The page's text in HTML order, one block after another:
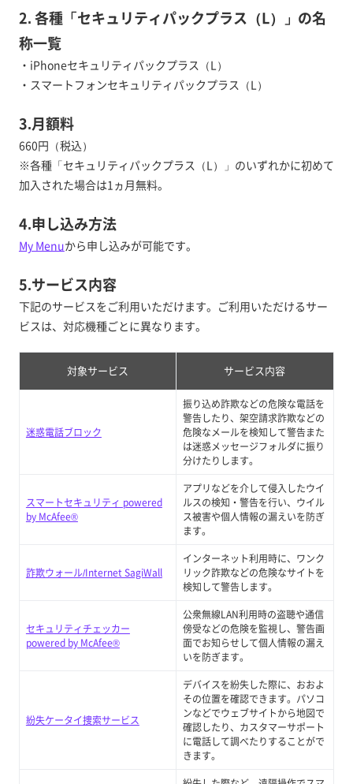
2. 各種「セキュリティパックプラス（L）」の名
称一覧
・iPhoneセキュリティパックプラス（L）
・スマートフォンセキュリティパックプラス（L）
3.月額料
660円（税込）
※各種「セキュリティパックプラス（L）」のいずれかに初めて
加入された場合は1ヵ月無料。
4.申し込み方法
My Menuから申し込みが可能です。
5.サービス内容
下記のサービスをご利用いただけます。ご利用いただけるサー
ビスは、対応機種ごとに異なります。
対象サービス サービス内容
迷惑電話ブロック
振り込め詐欺などの危険な電話を
警告したり、架空請求詐欺などの
危険なメールを検知して警告また
は迷惑メッセージフォルダに振り
分けたりします。
スマートセキュリティ powered
by McAfee®
アプリなどを介して侵入したウイ
ルスの検知・警告を行い、ウイル
ス被害や個人情報の漏えいを防ぎ
ます。
詐欺ウォール/Internet SagiWall
インターネット利用時に、ワンク
リック詐欺などの危険なサイトを
検知して警告します。
セキュリティチェッカー
powered by McAfee®
公衆無線LAN利用時の盗聴や通信
傍受などの危険を監視し、警告画
面でお知らせして個人情報の漏え
いを防ぎます。
紛失ケータイ捜索サービス
デバイスを紛失した際に、おおよ
その位置を確認できます。パソコ
ンなどでウェブサイトから地図で
確認したり、カスタマーサポート
に電話して調べたりすることがで
きます。